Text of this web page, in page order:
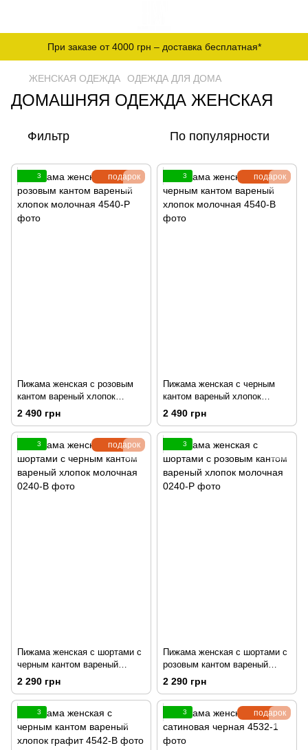
При заказе от 4000 грн – доставка бесплатная*
ЖЕНСКАЯ ОДЕЖДА ОДЕЖДА ДЛЯ ДОМА
ДОМАШНЯЯ ОДЕЖДА ЖЕНСКАЯ
Фильтр По популярности
подарок
3
Пижама женская с розовым
кантом вареный хлопок
молочная
2 490 грн
подарок
3
Пижама женская с черным
кантом вареный хлопок
молочная
2 490 грн
подарок
3
Пижама женская с шортами с
черным кантом вареный
хлопок молочная
2 290 грн
3
Пижама женская с шортами с
розовым кантом вареный
хлопок молочная
2 290 грн
3 подарок
3